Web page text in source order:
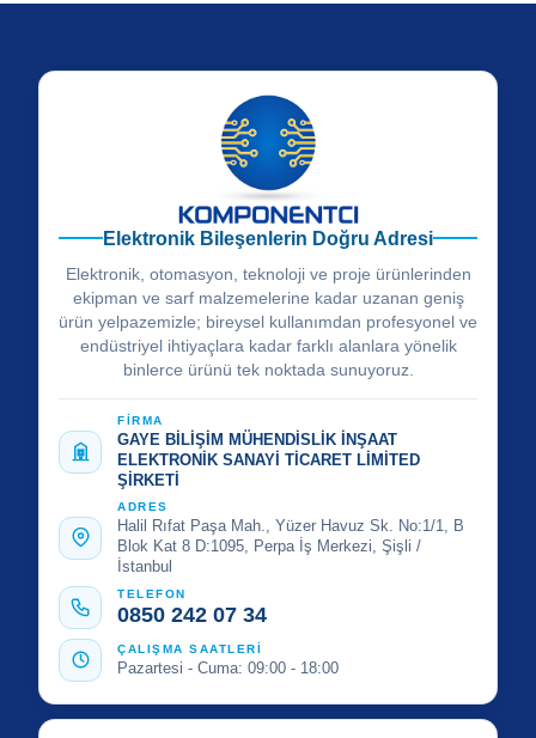
Elektronik Bileşenlerin Doğru Adresi
Elektronik, otomasyon, teknoloji ve proje ürünlerinden
ekipman ve sarf malzemelerine kadar uzanan geniş
ürün yelpazemizle; bireysel kullanımdan profesyonel ve
endüstriyel ihtiyaçlara kadar farklı alanlara yönelik
binlerce ürünü tek noktada sunuyoruz.
FİRMA
GAYE BİLİŞİM MÜHENDİSLİK İNŞAAT
ELEKTRONİK SANAYİ TİCARET LİMİTED
ŞİRKETİ
ADRES
Halil Rıfat Paşa Mah., Yüzer Havuz Sk. No:1/1, B
Blok Kat 8 D:1095, Perpa İş Merkezi, Şişli /
İstanbul
TELEFON
0850 242 07 34
ÇALIŞMA SAATLERİ
Pazartesi - Cuma: 09:00 - 18:00